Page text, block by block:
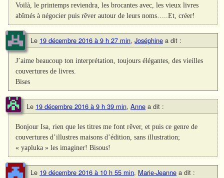
Voilà, le printemps reviendra, les brocantes avec, les vieux livres
abîmés à négocier puis rêver autour de leurs noms…..Et, créer!
Le 19 décembre 2016 à 9 h 27 min, Joséphine a dit :
J’aime beaucoup ton interprétation, toujours élégantes, des vieilles
couvertures de livres.
Bises
Le 19 décembre 2016 à 9 h 39 min, Anne a dit :
Bonjour Isa, rien que les titres me font rêver, et puis ce genre de
couvertures d’illustres maisons d’édition, sans illustration;
« yapluka » les imaginer! Bisous!
Le 19 décembre 2016 à 10 h 55 min, Marie-Jeanne a dit :